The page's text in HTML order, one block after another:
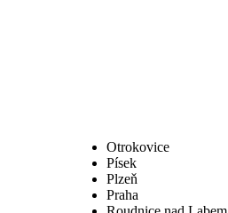
Otrokovice
Písek
Plzeň
Praha